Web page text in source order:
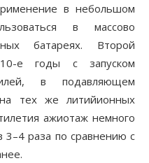
в небольшом
в массово
батареях. Второй
е годы с запуском
в подавляющем
тех же литийионных
ажиотаж немного
3–4 раза по сравнению с